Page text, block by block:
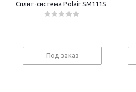
Сплит-система Polair SM111S
Под заказ